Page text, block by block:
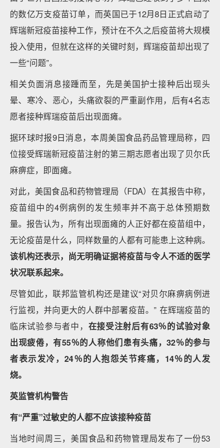
的数亿万支疫苗订单，而英国已于12月8日正式启动了
辉瑞新冠疫苗接种工作，预计在不久之后疫苗将大规模
投入使用，但就在这样的关键时刻，辉瑞疫苗却出现了
一些“问题”。
相关负面消息接踵而至，先是美国护士接种后出现头
晕、寒冷、恶心，头痛欲裂的严重副作用，后有4名志
愿者接种辉瑞疫苗后出现面瘫。
据环球时报9日消息，本周美国食品药品管理局称，四
位接受辉瑞新冠疫苗注射的第三期志愿者出现了贝尔氏
麻痹症，即面瘫。
对此，美国食品和药物管理局（FDA）在其报告中称，
疫苗组中的4例病例的发生频率并不高于总体预期数
量。报告认为，所有出现面瘫的人正好都在疫苗组中，
无论疫苗是什么，同样数量的人都有可能患上这种病。
该机构还表示，尚无明确证据将疫苗与令人不适的医学
状况联系起来。
尽管如此，联邦监管机构还是建议“对贝尔麻痹病例进
行监视，并向更大的人群中部署疫苗。” 在辉瑞疫苗的
临床试验参与者中， 在接受注射后有63％的试验对象
出现疲倦，有55％的人称他们患有头痛，32％的参与
者表示发冷，24％的人抱怨关节疼痛，14％的人发
烧。
英监管机构警告
有“严重”过敏史的人都不应该接种疫苗
当地时间周三，美国食品和药物管理局发布了一份53